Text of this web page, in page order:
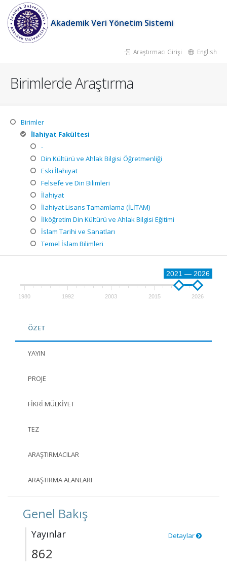
Akademik Veri Yönetim Sistemi
Araştırmacı Girişi English
Birimlerde Araştırma
Birimler
İlahiyat Fakültesi
-
Din Kültürü ve Ahlak Bilgisi Öğretmenliği
Eski İlahiyat
Felsefe ve Din Bilimleri
İlahiyat
İlahiyat Lisans Tamamlama (İLİTAM)
İlköğretim Din Kültürü ve Ahlak Bilgisi Eğitimi
İslam Tarihi ve Sanatları
Temel İslam Bilimleri
2021 — 2026
1980 1992 2003 2015 2026
ÖZET
YAYIN
PROJE
FIKRI MÜLKIYET
TEZ
ARAŞTIRMACILAR
ARAŞTIRMA ALANLARI
Genel Bakış
Yayınlar Detaylar
862